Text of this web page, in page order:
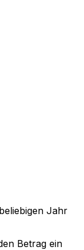
Jahr
Betrag ein